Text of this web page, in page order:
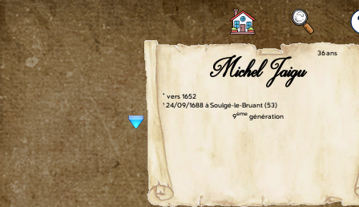
36 ans
Michel Jaigu
° vers 1652
† 24/09/1688 à Soulgé-le-Bruant (53)
9ème génération